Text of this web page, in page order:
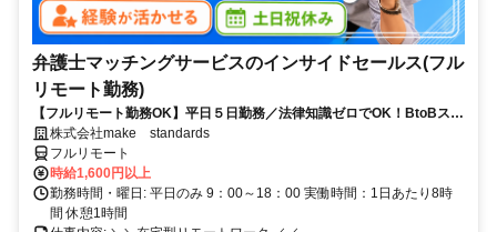
弁護士マッチングサービスのインサイドセールス(フル
リモート勤務)
【フルリモート勤務OK】平日５日勤務／法律知識ゼロでOK！BtoBスキ
ルが身につく営業職
株式会社make standards
フルリモート
時給1,600円以上
勤務時間・曜日: 平日のみ 9：00～18：00 実働時間：1日あたり8時
間 休憩1時間